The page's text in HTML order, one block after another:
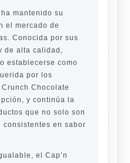
mantenido su
el mercado de
Conocida por sus
de alta calidad,
establecerse como
por los
Chocolate
y continúa la
que no solo son
en sabor
el Cap’n